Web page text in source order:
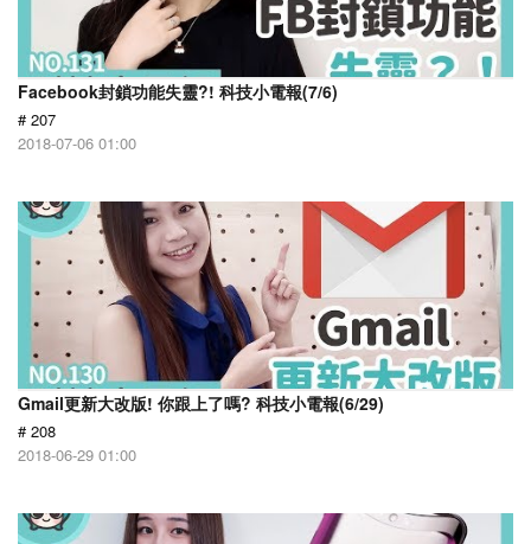
Facebook封鎖功能失靈?! 科技小電報(7/6)
# 207
2018-07-06 01:00
Gmail更新大改版! 你跟上了嗎? 科技小電報(6/29)
# 208
2018-06-29 01:00